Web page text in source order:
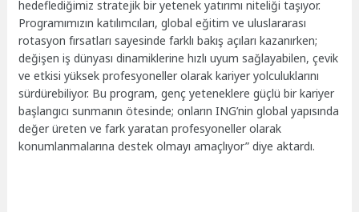
hedeflediğimiz stratejik bir yetenek yatırımı niteliği taşıyor.
Programımızın katılımcıları, global eğitim ve uluslararası
rotasyon fırsatları sayesinde farklı bakış açıları kazanırken;
değişen iş dünyası dinamiklerine hızlı uyum sağlayabilen, çevik
ve etkisi yüksek profesyoneller olarak kariyer yolculuklarını
sürdürebiliyor. Bu program, genç yeteneklere güçlü bir kariyer
başlangıcı sunmanın ötesinde; onların ING’nin global yapısında
değer üreten ve fark yaratan profesyoneller olarak
konumlanmalarına destek olmayı amaçlıyor” diye aktardı.